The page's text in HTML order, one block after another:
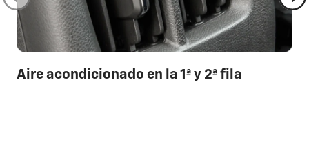
Aire acondicionado en la 1ª y 2ª fila